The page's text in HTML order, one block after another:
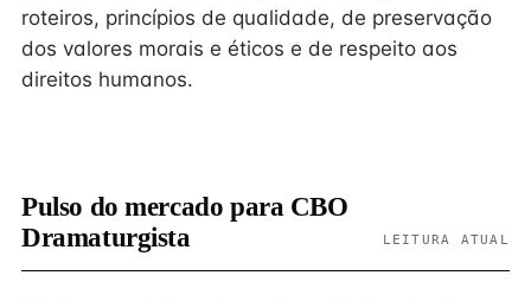
roteiros, princípios de qualidade, de preservação
dos valores morais e éticos e de respeito aos
direitos humanos.
Pulso do mercado para CBO
Dramaturgista
LEITURA ATUAL